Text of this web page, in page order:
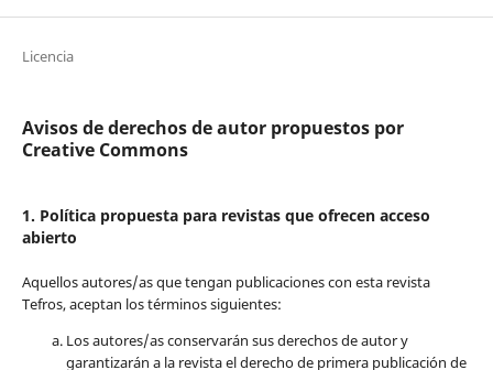
Licencia
Avisos de derechos de autor propuestos por
Creative Commons
1. Política propuesta para revistas que ofrecen acceso
abierto
Aquellos autores/as que tengan publicaciones con esta revista
Tefros, aceptan los términos siguientes:
Los autores/as conservarán sus derechos de autor y
garantizarán a la revista el derecho de primera publicación de